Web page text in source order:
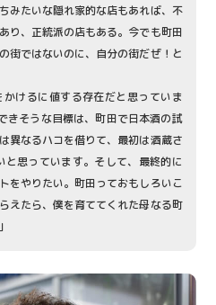
みたいな隠れ家的な店もあれば、不
り、正統派の店もある。今でも町田
街ではないのに、自分の街だぜ！と
けるに値する存在だと思っていま
きそうな目標は、町田で日本酒の試
異なるハコを借りて、最初は酒蔵さ
思っています。そして、最終的に
をやりたい。町田っておもしろいこ
えたら、僕を育ててくれた母なる町